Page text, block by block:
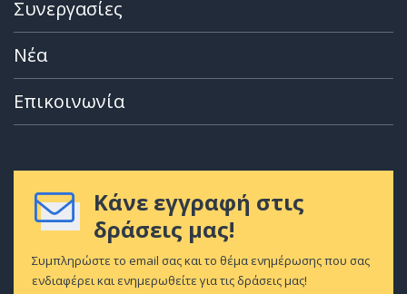
Συνεργασίες
Νέα
Επικοινωνία
Κάνε εγγραφή στις
δράσεις μας!
Συμπληρώστε το email σας και το θέμα ενημέρωσης που σας
ενδιαφέρει και ενημερωθείτε για τις δράσεις μας!